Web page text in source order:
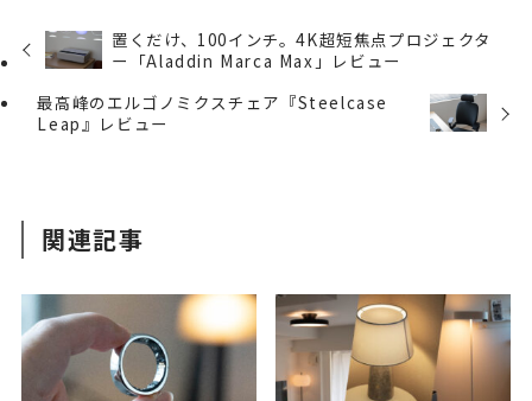
置くだけ、100インチ。4K超短焦点プロジェクタ
ー「Aladdin Marca Max」レビュー
最高峰のエルゴノミクスチェア『Steelcase
Leap』レビュー
関連記事